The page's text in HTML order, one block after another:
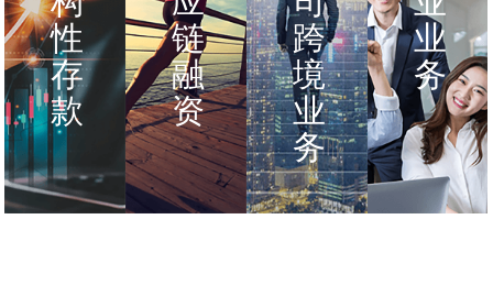
性
存
款
链
融
资
跨
境
业
务
业
务